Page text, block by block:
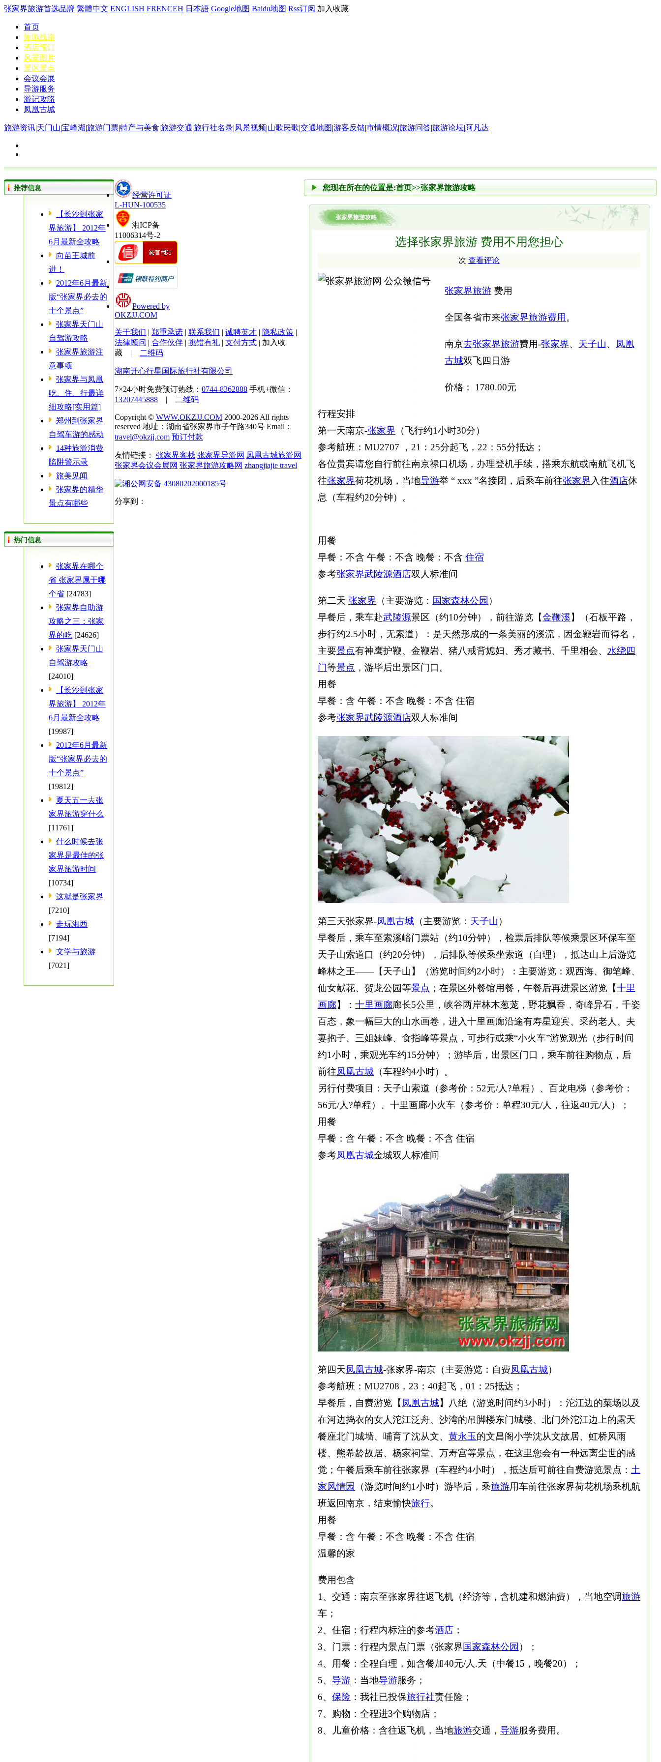
张家界旅游首选品牌 繁體中文 ENGLISH FRENCEH 日本語 Google地图 Baidu地图 Rss订阅 加入收藏
首页
旅游线路
酒店预订
风景图片
景区景点
会议会展
导游服务
游记攻略
凤凰古城
旅游资讯|天门山|宝峰湖|旅游门票|特产与美食|旅游交通|旅行社名录|风景视频|山歌民歌|交通地图|游客反馈|市情概况|旅游问答|旅游论坛|阿凡达
您现在所在的位置是:首页>>张家界旅游攻略
张家界旅游攻略
选择张家界旅游 费用不用您担心
次 查看评论
张家界旅游 费用
全国各省市来张家界旅游费用 。
南京去张家界旅游费用-张家界、 天子山、 凤凰
古城双飞四日游
价格： 1780.00元
行程安排
第一天南京-张家界 （飞行约1小时30分）
参考航班：MU2707 ，21：25分起飞，22：55分抵达；
各位贵宾请您自行前往南京禄口机场，办理登机手续，搭乘东航或南航飞机飞
往张家界荷花机场，当地导游举 “ xxx ”名接团，后乘车前往张家界 入住酒店休
息（车程约20分钟）。
用餐
早餐：不含 午餐：不含 晚餐：不含 住宿
参考张家界武陵源酒店双人标准间
第二天 张家界 （主要游览： 国家森林公园 ）
早餐后，乘车赴武陵源景区（约10分钟），前往游览【金鞭溪】（石板平路，
步行约2.5小时，无索道）：是天然形成的一条美丽的溪流，因金鞭岩而得名，
主要景点有神鹰护鞭、金鞭岩、猪八戒背媳妇、秀才藏书、千里相会、 水绕四
门等景点 ，游毕后出景区门口。
用餐
早餐：含 午餐：不含 晚餐：不含 住宿
参考张家界武陵源酒店双人标准间
第三天张家界-凤凰古城 （主要游览： 天子山 ）
早餐后，乘车至索溪峪门票站（约10分钟），检票后排队等候乘景区环保车至
天子山索道口（约20分钟），后排队等候乘坐索道（自理），抵达山上后游览
峰林之王——【天子山】（游览时间约2小时）：主要游览：观西海、御笔峰、
仙女献花、贺龙公园等景点 ；在景区外餐馆用餐，午餐后再进景区游览【十里
画廊】： 十里画廊廊长5公里，峡谷两岸林木葱茏，野花飘香，奇峰异石，千姿
百态，象一幅巨大的山水画卷，进入十里画廊沿途有寿星迎宾、采药老人、夫
妻抱子、三姐妹峰、食指峰等景点，可步行或乘“小火车”游览观光（步行时间
约1小时，乘观光车约15分钟）；游毕后，出景区门口，乘车前往购物点，后
前往凤凰古城 （车程约4小时）。
另行付费项目：天子山索道（参考价：52元/人?单程）、百龙电梯（参考价：
56元/人?单程）、十里画廊小火车（参考价：单程30元/人，往返40元/人）；
用餐
早餐：含 午餐：不含 晚餐：不含 住宿
参考凤凰古城金城双人标准间
第四天凤凰古城-张家界-南京（主要游览：自费凤凰古城）
参考航班：MU2708，23：40起飞，01：25抵达；
早餐后，自费游览【 凤凰古城】八绝（游览时间约3小时）：沱江边的菜场以及
在河边捣衣的女人沱江泛舟、沙湾的吊脚楼东门城楼、北门外沱江边上的露天
餐座北门城墙、哺育了沈从文、 黄永玉的文昌阁小学沈从文故居、虹桥风雨
楼、熊希龄故居、杨家祠堂、万寿宫等景点，在这里您会有一种远离尘世的感
觉；午餐后乘车前往张家界（车程约4小时），抵达后可前往自费游览景点： 土
家风情园
（游览时间约1小时）游毕后，乘旅游用车前往张家界荷花机场乘机航
班返回南京，结束愉快旅行。
用餐
早餐：含 午餐：不含 晚餐：不含 住宿
温馨的家
费用包含
1、交通：南京至张家界往返飞机（经济等，含机建和燃油费），当地空调旅游
车；
2、住宿：行程内标注的参考酒店 ；
3、门票：行程内景点门票（张家界国家森林公园 ）；
4、用餐：全程自理，如含餐加40元/人.天（中餐15，晚餐20）；
5、 导游 ：当地导游服务；
6、 保险 ：我社已投保旅行社责任险；
7、购物：全程进3个购物店；
8、儿童价格：含往返飞机，当地旅游交通， 导游服务费用。
推荐信息
【长沙到张家
界旅游】 2012年
6月最新全攻略
向苗王城前
进！
2012年6月最新
版“张家界必去的
十个景点”
张家界天门山
自驾游攻略
张家界旅游注
意事项
张家界与凤凰
吃、住、行最详
细攻略[实用篇]
郑州到张家界
自驾车游的感动
14种旅游消费
陷阱警示录
旅美见闻
张家界的精华
景点有哪些
热门信息
张家界在哪个
省 张家界属于哪
个省 [24783]
张家界自助游
攻略之三：张家
界的吃 [24626]
张家界天门山
自驾游攻略
[24010]
【长沙到张家
界旅游】 2012年
6月最新全攻略
[19987]
2012年6月最新
版“张家界必去的
十个景点”
[19812]
夏天五一去张
家界旅游穿什么
[11761]
什么时候去张
家界是最佳的张
家界旅游时间
[10734]
这就是张家界
[7210]
走玩湘西
[7194]
文学与旅游
[7021]
经营许可证
L-HUN-100535
湘ICP备
11006314号-2
Powered by
OKZJJ.COM
关于我们 | 郑重承诺 | 联系我们 | 诚聘英才 | 隐私政策 |
法律顾问 | 合作伙伴 | 挑错有礼 | 支付方式 | 加入收
藏 | 二维码
湖南开心行星国际旅行社有限公司
7×24小时免费预订热线： 0744-8362888 手机+微信：
13207445888 | 二维码
Copyright © WWW.OKZJJ.COM 2000-2026 All rights
reserved 地址：湖南省张家界市子午路340号 Email：
travel@okzjj.com 预订付款
友情链接： 张家界客栈 张家界导游网 凤凰古城旅游网
张家界会议会展网 张家界旅游攻略网 zhangjiajie travel
湘公网安备 43080202000185号
分享到：